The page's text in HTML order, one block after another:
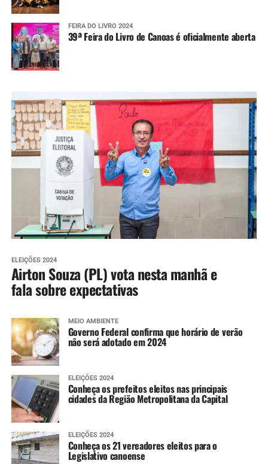
FEIRA DO LIVRO 2024
39ª Feira do Livro de Canoas é oficialmente aberta
ELEIÇÕES 2024
Airton Souza (PL) vota nesta manhã e
fala sobre expectativas
MEIO AMBIENTE
Governo Federal confirma que horário de verão
não será adotado em 2024
ELEIÇÕES 2024
Conheça os prefeitos eleitos nas principais
cidades da Região Metropolitana da Capital
ELEIÇÕES 2024
Conheça os 21 vereadores eleitos para o
Legislativo canoense